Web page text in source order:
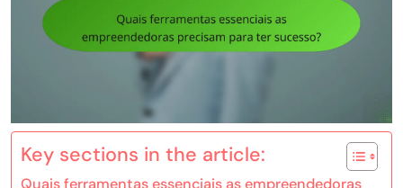
Key sections in the article:
Quais ferramentas essenciais as empreendedoras